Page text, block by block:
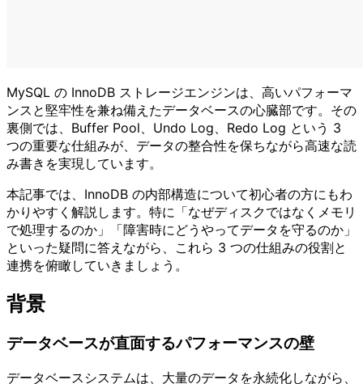
MySQL の InnoDB ストレージエンジンは、高いパフォーマ
ンスと堅牢性を兼ね備えたデータベースの心臓部です。その
裏側では、Buffer Pool、Undo Log、Redo Log という 3
つの重要な仕組みが、データの整合性を保ちながら高速な読
み書きを実現しています。
本記事では、InnoDB の内部構造について初心者の方にもわ
かりやすく解説します。特に「なぜディスクではなくメモリ
で処理するのか」「障害時にどうやってデータを守るのか」
といった疑問に答えながら、これら 3 つの仕組みの役割と
連携を俯瞰していきましょう。
背景
データベースが直面するパフォーマンスの壁
データベースシステムは、大量のデータを永続化しながら、